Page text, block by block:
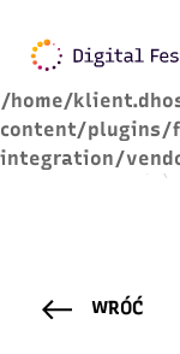
Warning : Trying
type null in
/home/
content/plugins/
integration/
WRÓĆ